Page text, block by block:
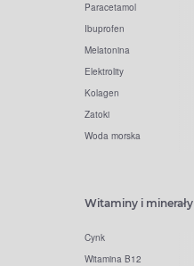
Paracetamol
Ibuprofen
Melatonina
Elektrolity
Kolagen
Zatoki
Woda morska
Witaminy i minerały
Cynk
Witamina B12